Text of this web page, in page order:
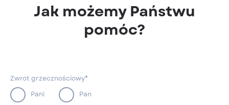
Jak możemy Państwu
pomóc?
Zwrot grzecznościowy*
Pani
Pan